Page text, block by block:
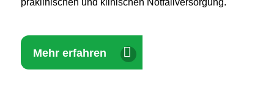
Mehr erfahren